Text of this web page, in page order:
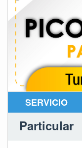
SERVICIO
Particular